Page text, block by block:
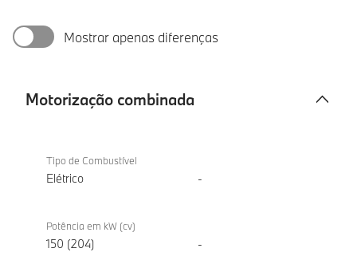
Mostrar apenas diferenças
Motorização combinada
combinada
eDrive20
Tipo de Combustível
Elétrico -
Potência em kW (cv)
150 (204) -